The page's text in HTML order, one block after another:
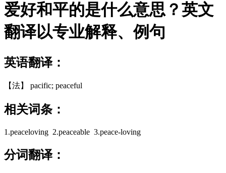
爱好和平的是什么意思？英文
翻译以专业解释、例句
英语翻译：
【法】 pacific; peaceful
相关词条：
1.peaceloving 2.peaceable 3.peace-loving
分词翻译：